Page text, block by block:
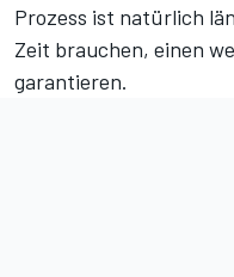
Prozess ist natürlich
Zeit brauchen, einen
garantieren.